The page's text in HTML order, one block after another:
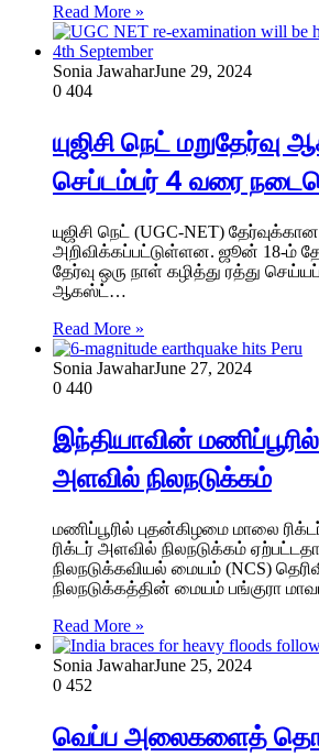
Read More »
Sonia JawaharJune 29, 2024
0 404
யுஜிசி நெட் மறுதேர்வு
செப்டம்பர் 4 வரை
யுஜிசி நெட் (UGC-NET)
அறிவிக்கப்பட்டுள்ளன. ஜூன் 18-ம்
தேர்வு ஒரு நாள் கழித்து ரத்து
ஆகஸ்ட்…
Read More »
Sonia JawaharJune 27, 2024
0 440
இந்தியாவின்
அளவில் நிலநடுக்கம்
மணிப்பூரில் புதன்கிழமை மாலை
ரிக்டர் அளவில் நிலநடுக்கம்
நிலநடுக்கவியல் மையம் (NCS)
நிலநடுக்கத்தின் மையம் பங்குரா
Read More »
Sonia JawaharJune 25, 2024
0 452
வெப்ப அலைகளைத்